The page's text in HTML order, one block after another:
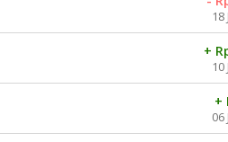
18
+
10
+
06